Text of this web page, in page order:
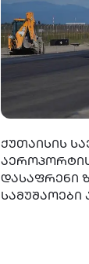
ᲥᲣᲗᲐᲘᲡᲘᲡ
ᲓᲐᲡᲐᲤᲠᲔᲜᲘ
ᲡᲐᲛᲣᲨᲐᲝᲔᲑᲘ